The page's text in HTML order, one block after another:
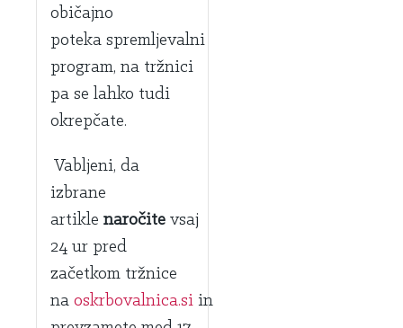
običajno
poteka spremljevalni
program, na tržnici
pa se lahko tudi
okrepčate.
Vabljeni, da
izbrane
artikle naročite vsaj
24 ur pred
začetkom tržnice
na oskrbovalnica.si in